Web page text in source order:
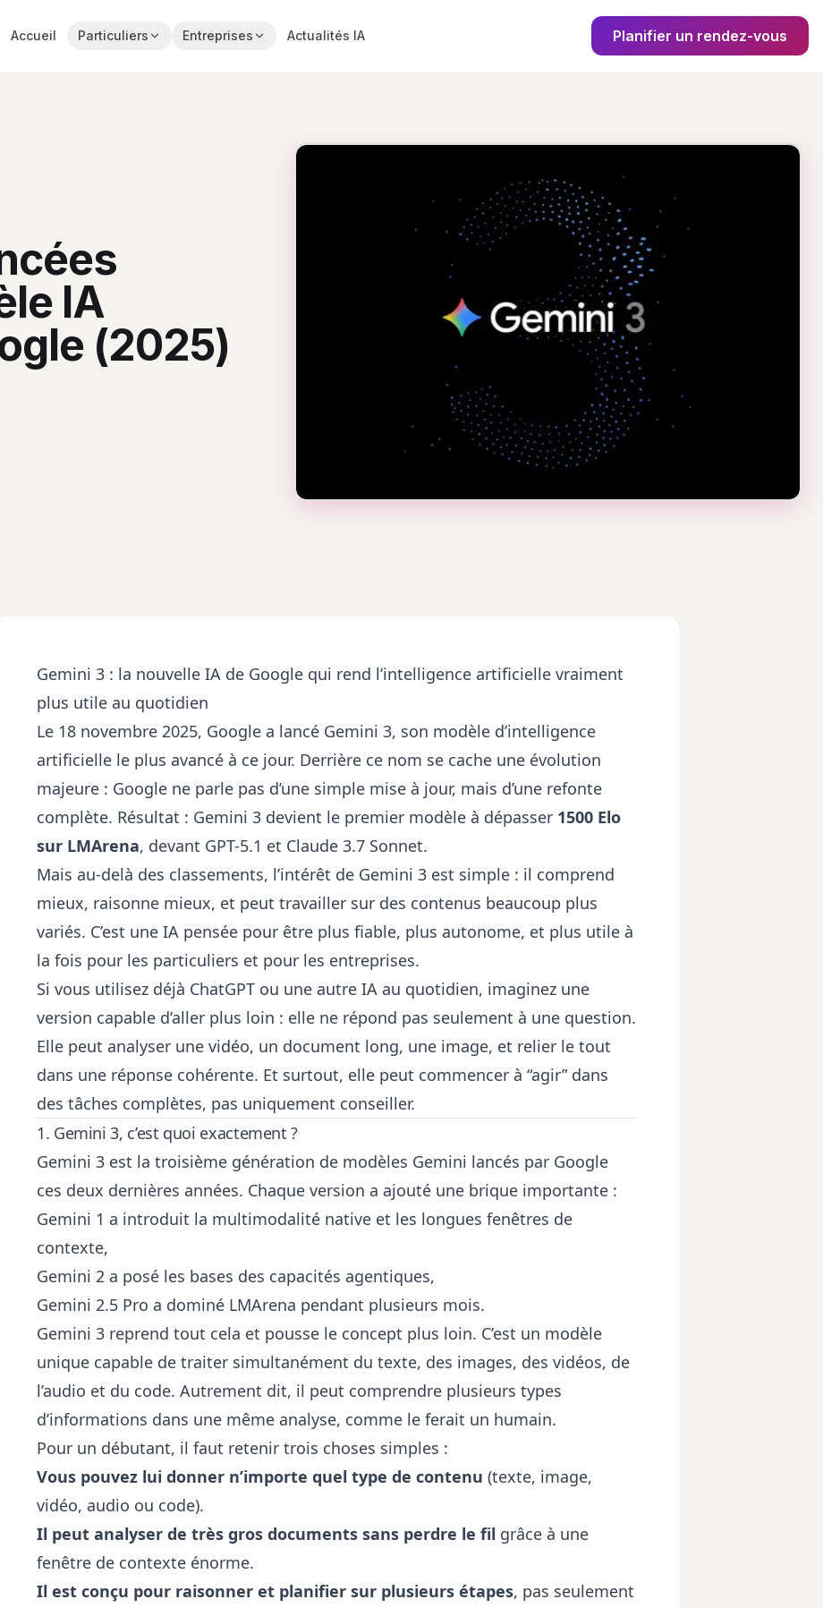
Accueil Particuliers Entreprises Actualités IA Planifier un rendez-vous
IA
(2025)
Gemini 3 : la nouvelle IA de Google qui rend l’intelligence artificielle vraiment
plus utile au quotidien
Le 18 novembre 2025, Google a lancé Gemini 3, son modèle d’intelligence
artificielle le plus avancé à ce jour. Derrière ce nom se cache une évolution
majeure : Google ne parle pas d’une simple mise à jour, mais d’une refonte
complète. Résultat : Gemini 3 devient le premier modèle à dépasser 1500 Elo
sur LMArena, devant GPT-5.1 et Claude 3.7 Sonnet.
Mais au-delà des classements, l’intérêt de Gemini 3 est simple : il comprend
mieux, raisonne mieux, et peut travailler sur des contenus beaucoup plus
variés. C’est une IA pensée pour être plus fiable, plus autonome, et plus utile à
la fois pour les particuliers et pour les entreprises.
Si vous utilisez déjà ChatGPT ou une autre IA au quotidien, imaginez une
version capable d’aller plus loin : elle ne répond pas seulement à une question.
Elle peut analyser une vidéo, un document long, une image, et relier le tout
dans une réponse cohérente. Et surtout, elle peut commencer à “agir” dans
des tâches complètes, pas uniquement conseiller.
1. Gemini 3, c’est quoi exactement ?
Gemini 3 est la troisième génération de modèles Gemini lancés par Google
ces deux dernières années. Chaque version a ajouté une brique importante :
Gemini 1 a introduit la multimodalité native et les longues fenêtres de
contexte,
Gemini 2 a posé les bases des capacités agentiques,
Gemini 2.5 Pro a dominé LMArena pendant plusieurs mois.
Gemini 3 reprend tout cela et pousse le concept plus loin. C’est un modèle
unique capable de traiter simultanément du texte, des images, des vidéos, de
l’audio et du code. Autrement dit, il peut comprendre plusieurs types
d’informations dans une même analyse, comme le ferait un humain.
Pour un débutant, il faut retenir trois choses simples :
Vous pouvez lui donner n’importe quel type de contenu (texte, image,
vidéo, audio ou code).
Il peut analyser de très gros documents sans perdre le fil grâce à une
fenêtre de contexte énorme.
Il est conçu pour raisonner et planifier sur plusieurs étapes, pas seulement